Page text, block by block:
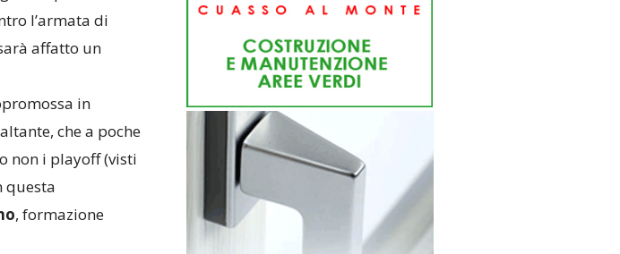
l’armata di
affatto un
in
che a poche
non i playoff (visti
questa
, formazione